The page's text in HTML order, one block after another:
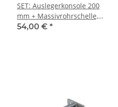
SET: Auslegerkonsole 200
mm + Massivrohrschelle,
Schiebemutter +
54,00 € *